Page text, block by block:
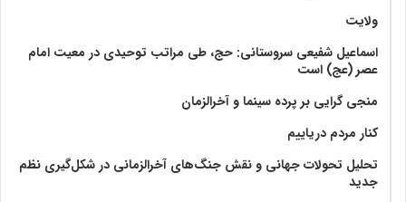
ولايت‏
اسماعیل شفیعی سروستانی: حج، طی مراتب توحیدی در معیت امام
عصر (عج) است
منجی گرایی بر پرده سینما و آخرالزمان
کنار مردم دریاییم
تحلیل تحولات جهانی و نقش جنگ‌های آخرالزمانی در شکل‌گیری نظم
جدید